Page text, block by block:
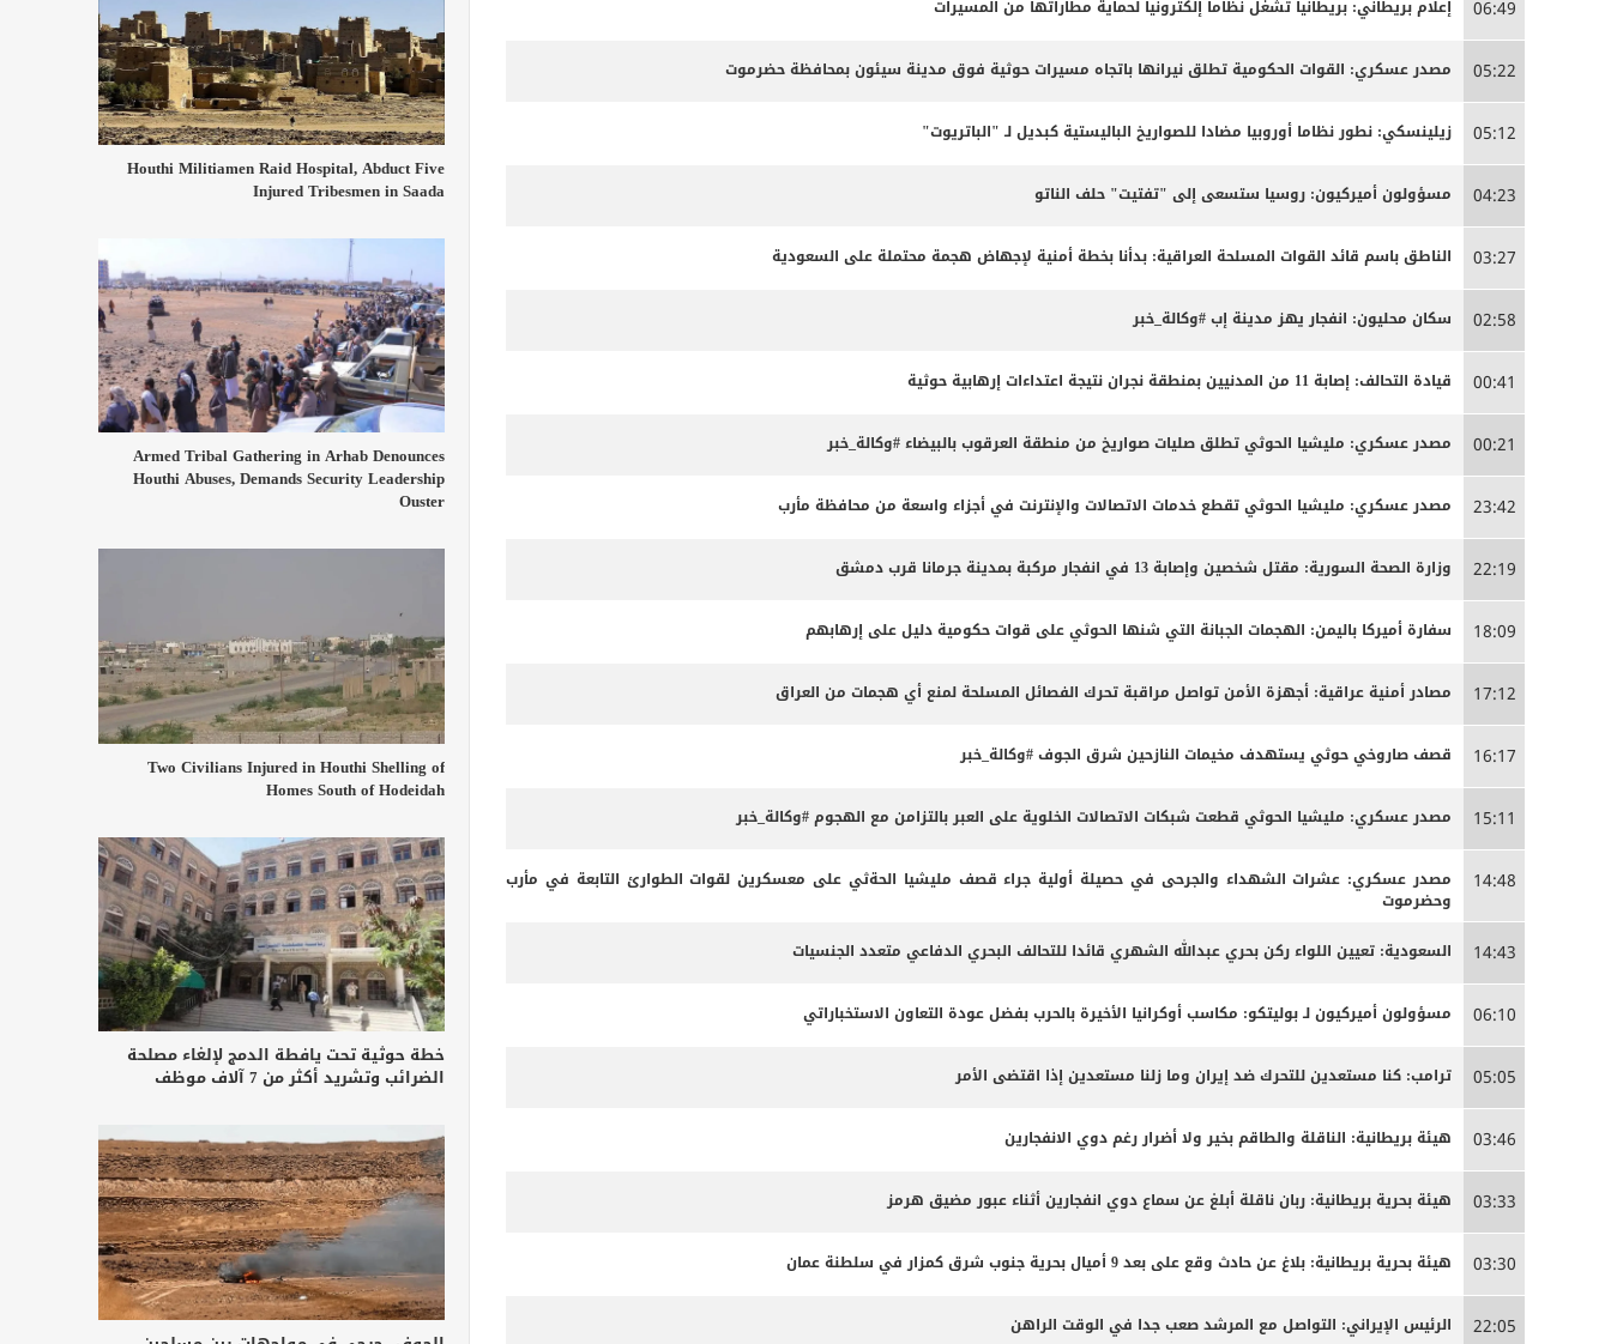
06:49 إعلام بريطاني: بريطانيا تشغل نظاما إلكترونيا لحماية مطاراتها من المسيرات
05:22 مصدر عسكري: القوات الحكومية تطلق نيرانها باتجاه مسيرات حوثية فوق مدينة سيئون بمحافظة حضرموت
05:12 زيلينسكي: نطور نظاما أوروبيا مضادا للصواريخ الباليستية كبديل لـ "الباتريوت"
04:23 مسؤولون أميركيون: روسيا ستسعى إلى "تفتيت" حلف الناتو
03:27 الناطق باسم قائد القوات المسلحة العراقية: بدأنا بخطة أمنية لإجهاض هجمة محتملة على السعودية
02:58 سكان محليون: انفجار يهز مدينة إب #وكالة_خبر
00:41 قيادة التحالف: إصابة 11 من المدنيين بمنطقة نجران نتيجة اعتداءات إرهابية حوثية
00:21 مصدر عسكري: مليشيا الحوثي تطلق صليات صواريخ من منطقة العرقوب بالبيضاء #وكالة_خبر
23:42 مصدر عسكري: مليشيا الحوثي تقطع خدمات الاتصالات والإنترنت في أجزاء واسعة من محافظة مأرب
22:19 وزارة الصحة السورية: مقتل شخصين وإصابة 13 في انفجار مركبة بمدينة جرمانا قرب دمشق
18:09 سفارة أميركا باليمن: الهجمات الجبانة التي شنها الحوثي على قوات حكومية دليل على إرهابهم
17:12 مصادر أمنية عراقية: أجهزة الأمن تواصل مراقبة تحرك الفصائل المسلحة لمنع أي هجمات من العراق
16:17 قصف صاروخي حوثي يستهدف مخيمات النازحين شرق الجوف #وكالة_خبر
15:11 مصدر عسكري: مليشيا الحوثي قطعت شبكات الاتصالات الخلوية على العبر بالتزامن مع الهجوم #وكالة_خبر
14:48
مصدر عسكري: عشرات الشهداء والجرحى ‏في حصيلة أولية جراء قصف مليشيا الحةثي على معسكرين لقوات الطوارئ التابعة في مأرب
وحضرموت
14:43 السعودية: تعيين اللواء ركن بحري عبدالله الشهري قائدا للتحالف البحري الدفاعي متعدد الجنسيات
06:10 مسؤولون أميركيون لـ بوليتكو: مكاسب أوكرانيا الأخيرة بالحرب بفضل عودة التعاون الاستخباراتي
05:05 ترامب: كنا مستعدين للتحرك ضد إيران وما زلنا مستعدين إذا اقتضى الأمر
03:46 هيئة بريطانية: الناقلة والطاقم بخير ولا أضرار رغم دوي الانفجارين
03:33 هيئة بحرية بريطانية: ربان ناقلة أبلغ عن سماع دوي انفجارين أثناء عبور مضيق هرمز
03:30 هيئة بحرية بريطانية: بلاغ عن حادث وقع على بعد 9 أميال بحرية جنوب شرق كمزار في سلطنة عمان
22:05 الرئيس الإيراني: التواصل مع المرشد صعب جدا في الوقت الراهن
Houthi Militiamen Raid Hospital, Abduct Five
Injured Tribesmen in Saada
Armed Tribal Gathering in Arhab Denounces
Houthi Abuses, Demands Security Leadership
Ouster
Two Civilians Injured in Houthi Shelling of
Homes South of Hodeidah
خطة حوثية تحت يافطة الدمج لإلغاء مصلحة
الضرائب وتشريد أكثر من 7 آلاف موظف